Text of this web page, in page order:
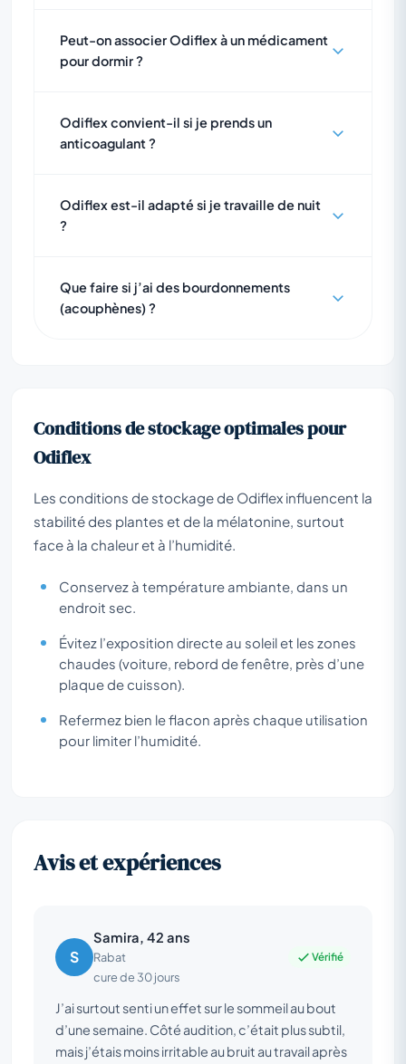
Peut-on associer Odiflex à un médicament
pour dormir ?
Odiflex convient-il si je prends un
anticoagulant ?
Odiflex est-il adapté si je travaille de nuit
?
Que faire si j’ai des bourdonnements
(acouphènes) ?
Conditions de stockage optimales pour
Odiflex
Les conditions de stockage de Odiflex influencent la
stabilité des plantes et de la mélatonine, surtout
face à la chaleur et à l’humidité.
Conservez à température ambiante, dans un
endroit sec.
Évitez l’exposition directe au soleil et les zones
chaudes (voiture, rebord de fenêtre, près d’une
plaque de cuisson).
Refermez bien le flacon après chaque utilisation
pour limiter l’humidité.
Avis et expériences
S
Samira, 42 ans
Rabat
cure de 30 jours
Vérifié
J’ai surtout senti un effet sur le sommeil au bout
d’une semaine. Côté audition, c’était plus subtil,
mais j’étais moins irritable au bruit au travail après